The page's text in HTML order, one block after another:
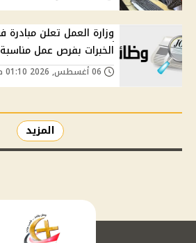
الخبرات بفرص عمل مناسبة
المزيد